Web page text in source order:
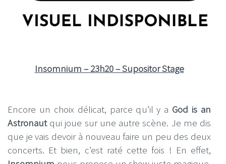
Insomnium – 23h20 – Supositor Stage
Encore un choix délicat, parce qu’il y a God is an
Astronautqui joue sur une autre scène. Je me dis
que je vais devoir à nouveau faire un peu des deux
concerts. Et bien, c’est raté cette fois ! En effet,